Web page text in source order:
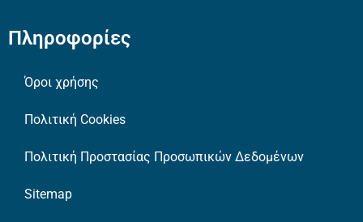
Πληροφορίες
Όροι χρήσης
Πολιτική Cookies
Πολιτική Προστασίας Προσωπικών Δεδομένων
Sitemap